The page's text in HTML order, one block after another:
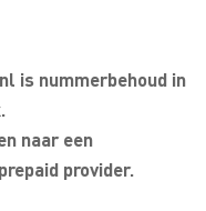
is nummerbehoud in
naar een
provider.